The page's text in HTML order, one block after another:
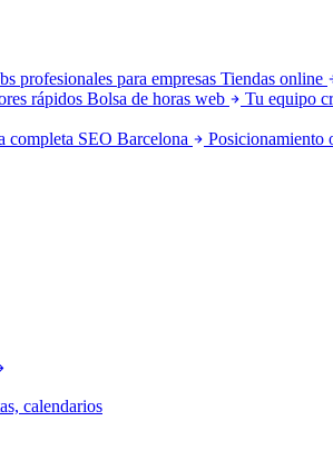
profesionales para empresas Tiendas online
rápidos Bolsa de horas web Tu equipo
completa SEO Barcelona Posicionamiento
calendarios